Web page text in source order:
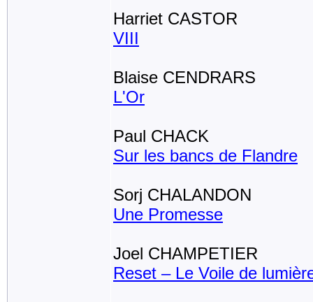
Harriet CASTOR
VIII
Blaise CENDRARS
L'Or
Paul CHACK
Sur les bancs de Flandre
Sorj CHALANDON
Une Promesse
Joel CHAMPETIER
Reset – Le Voile de